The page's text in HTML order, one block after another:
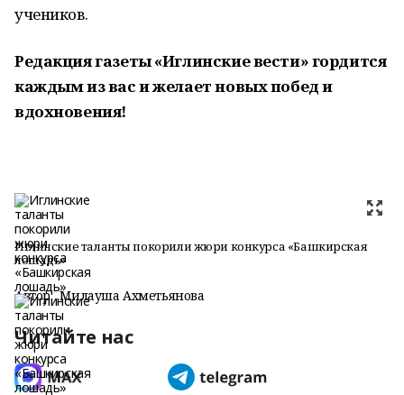
учеников.
Редакция газеты «Иглинские вести» гордится
каждым из вас и желает новых побед и
вдохновения!
Иглинские таланты покорили жюри конкурса «Башкирская
лошадь»
Автор: Милауша Ахметьянова
Читайте нас